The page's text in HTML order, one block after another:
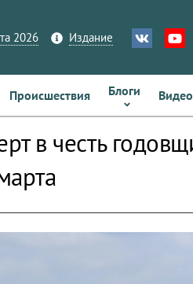
2026 Издание
Происшествия Блоги Видео
в честь